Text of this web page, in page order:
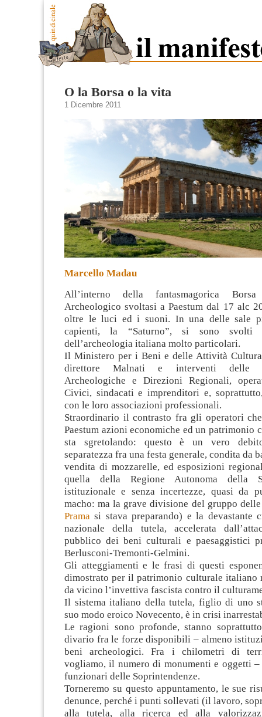
O la Borsa o la vita
1 Dicembre 2011
Marcello Madau
All’interno della fantasmagorica
Archeologico svoltasi a Paestum dal 17 alc
oltre le luci ed i suoni. In una delle sale
capienti, la “Saturno”, si sono svolti
dell’archeologia italiana molto particolari.
Il Ministero per i Beni e delle Attività
direttore Malnati e interventidelle
Archeologiche e Direzioni Regionali,
Civici, sindacati e imprenditori e,
con le loro associazioni professionali.
Straordinario il contrasto fra gli operatori
Paestum azioni economiche ed un patrimonio
sta sgretolando: questo è un vero
separatezza fra una festa generale, condita
vendita di mozzarelle, ed esposizioni
quella della Regione Autonoma della
istituzionale e senza incertezze, quasi da
macho: ma la grave divisione del gruppo
Prama si stava preparando) e la devastante
nazionale della tutela, accelerata
pubblico dei beni culturali e paesaggistici
Berlusconi-Tremonti-Gelmini.
Gli atteggiamenti e le frasi di questi
dimostrato per il patrimonio culturale italiano
da vicino l’invettiva fascista contro il
Il sistema italiano della tutela, figlio di uno
suo modo eroico Novecento, è in crisi
Le ragioni sono profonde, stanno
divario fra le forze disponibili – almeno
beni archeologici. Fra i chilometri di
vogliamo, il numero di monumenti e oggetti
funzionari delle Soprintendenze.
Torneremo su questo appuntamento, le sue
denunce, perché i punti sollevati (il lavoro,
alla tutela, alla ricerca ed alla